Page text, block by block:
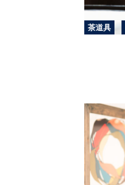
茶道具